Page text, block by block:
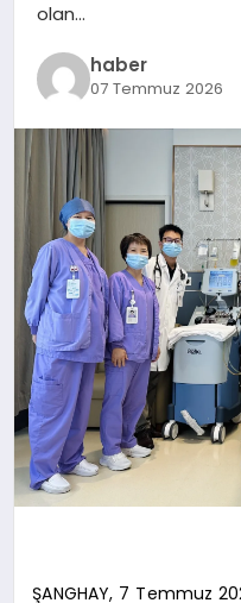
olan…
haber
07 Temmuz 2026
ŞANGHAY, 7 Temmuz